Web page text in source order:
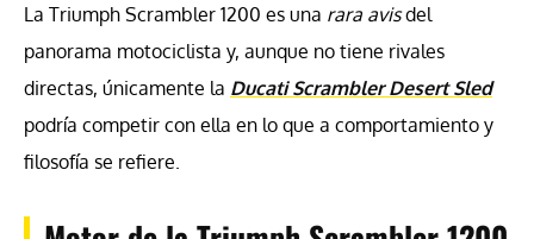
La Triumph Scrambler 1200 es una rara avisdel
panorama motociclista y, aunque no tiene rivales
directas, únicamente la Ducati Scrambler Desert Sled
podría competir con ella en lo que a comportamiento y
filosofía se refiere.